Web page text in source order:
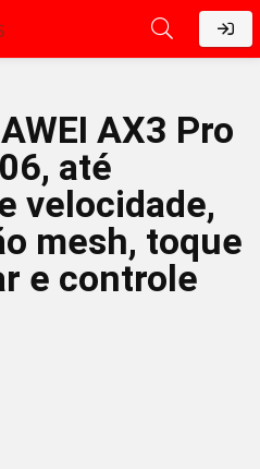
AX3 Pro
até
velocidade,
mesh, toque
e controle